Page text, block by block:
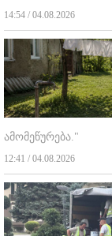
14:54 / 04.08.2026
ამომეწურება."
12:41 / 04.08.2026